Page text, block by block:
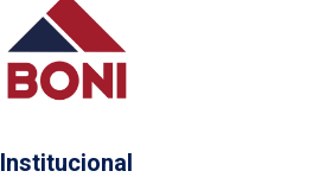
Institucional